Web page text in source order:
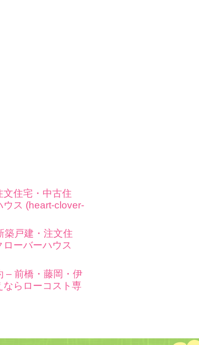
住宅・中古住
ウス (heart-clover-
築戸建・注文住
ーバーハウス
– 前橋・藤岡・伊
ならローコスト専